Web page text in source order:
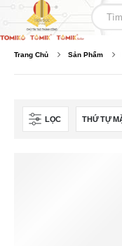
Trang Chủ Sản Phẩm
LỌC